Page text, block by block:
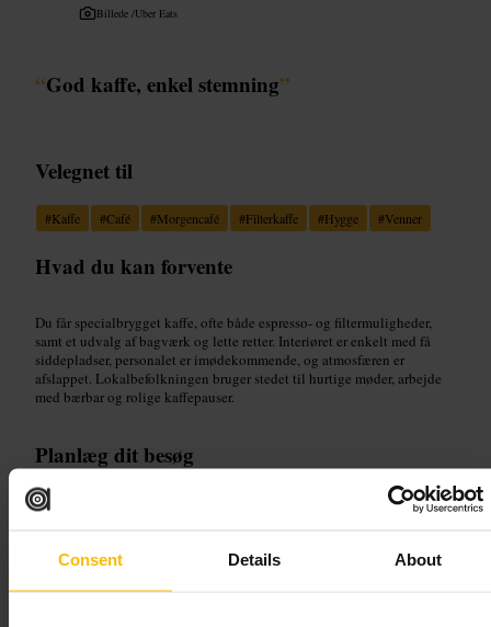
Consent Details About
Billede /Uber Eats
“God kaffe, enkel stemning”
Velegnet til
#Kaffe #Café #Morgencafé #Filterkaffe #Hygge #Venner
Hvad du kan forvente
Du får specialbrygget kaffe, ofte både espresso- og filtermuligheder,
samt et udvalg af bagværk og lette retter. Interiøret er enkelt med få
siddepladser, personalet er imødekommende, og atmosfæren er
afslappet. Lokalbefolkningen bruger stedet til hurtige møder, arbejde
med bærbar og rolige kaffepauser.
Planlæg dit besøg
Kom tidligt på morgenen hvis du vil sikre et sted at sidde. Bestil en
arbejde, og forvent begrænset plads til større grupper.